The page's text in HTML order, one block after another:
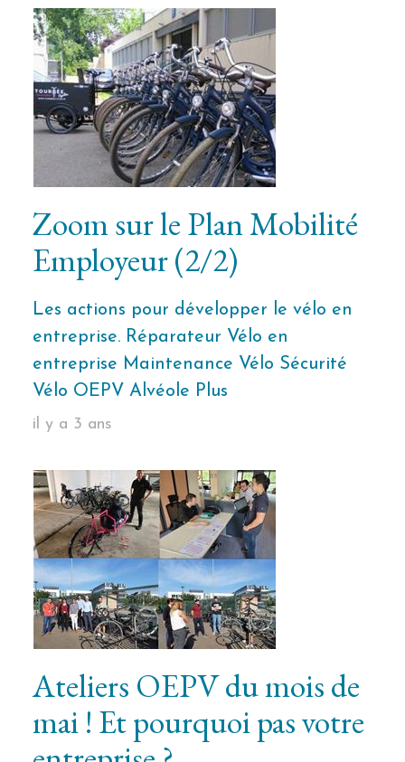
Zoom sur le Plan Mobilité
Employeur (2/2)
Les actions pour développer le vélo en
entreprise. Réparateur Vélo en
entreprise Maintenance Vélo Sécurité
Vélo OEPV Alvéole Plus
il y a 3 ans
Ateliers OEPV du mois de
mai ! Et pourquoi pas votre